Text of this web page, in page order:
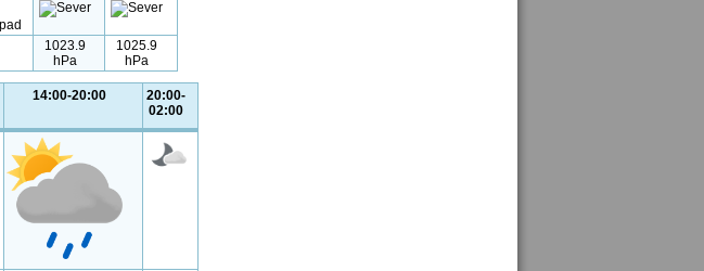
1023.9
hPa
1025.9
hPa
14:00-20:00
20:00-
02:00